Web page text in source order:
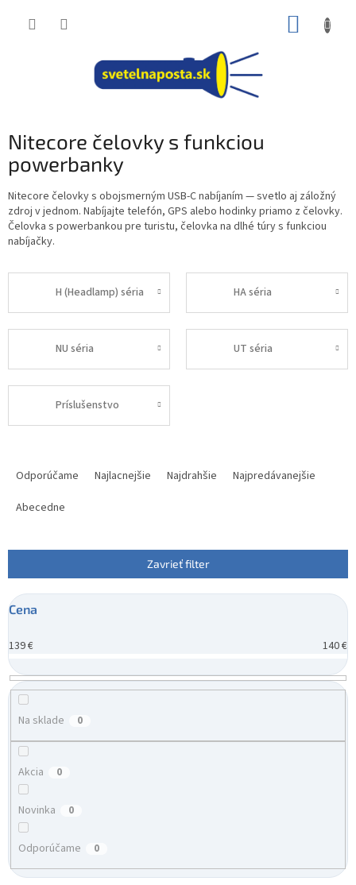
Nitecore čelovky s funkciou
powerbanky
Nitecore čelovky s obojsmerným USB-C nabíjaním — svetlo aj záložný
zdroj v jednom. Nabíjajte telefón, GPS alebo hodinky priamo z čelovky.
Čelovka s powerbankou pre turistu, čelovka na dlhé túry s funkciou
nabíjačky.
H (Headlamp) séria HA séria
NU séria UT séria
Príslušenstvo
p
r
o
u
k
t
o
Odporúčame Najlacnejšie Najdrahšie
Najpredávanejšie
Abecedne
Zavrieť filter
Cena
139€ 140€
Na sklade 0
Akcia 0
Novinka 0
Odporúčame 0